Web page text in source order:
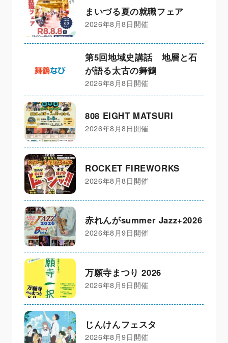
まいづる夏の就職フェア
2026年8月8日開催
第5回地域史講話 地層と石
が語る太古の舞鶴
2026年8月8日開催
808 EIGHT MATSURI
2026年8月8日開催
ROCKET FIREWORKS
2026年8月8日開催
赤れんがsummer Jazz+2026
2026年8月9日開催
万願寺まつり 2026
2026年8月9日開催
じんけんフェスタ
2026年8月9日開催